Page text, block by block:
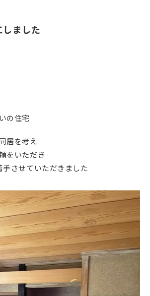
しました
の住宅
居を考え
をいただき
手させていただきました